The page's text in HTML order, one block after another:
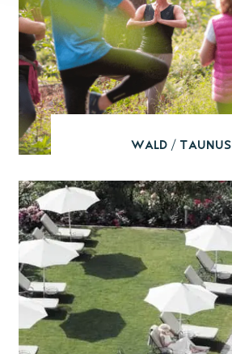
Wald / Taunus